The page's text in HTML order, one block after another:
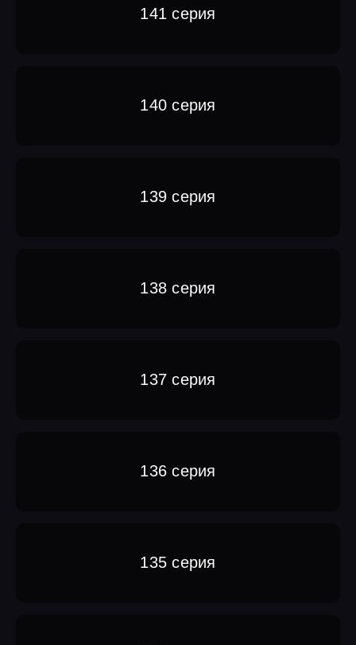
141 серия
140 серия
139 серия
138 серия
137 серия
136 серия
135 серия